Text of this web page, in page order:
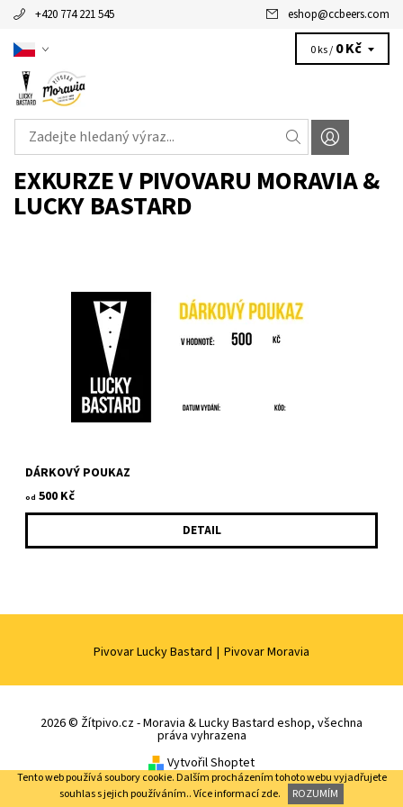
+420 774 221 545 eshop@ccbeers.com
0 ks / 0 Kč
EXKURZE V PIVOVARU MORAVIA &
LUCKY BASTARD
DÁRKOVÝ POUKAZ
od 500 Kč
DETAIL
Pivovar Lucky Bastard | Pivovar Moravia
2026 © Žítpivo.cz - Moravia & Lucky Bastard eshop, všechna
práva vyhrazena
Vytvořil Shoptet
Tento web používá soubory cookie. Dalším procházením tohoto webu vyjadřujete
souhlas s jejich používáním.. Více informacízde. ROZUMÍM